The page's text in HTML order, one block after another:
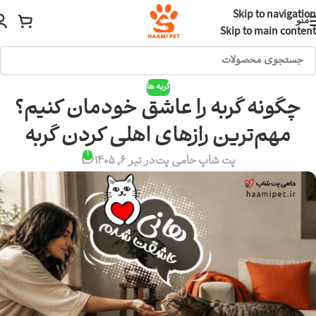
Skip to navigation
Skip to main content
منو
گربه ها
چگونه گربه را عاشق خودمان کنیم؟
مهم‌ترین رازهای اهلی کردن گربه
پت شاپ حامی پتدر تیر 6, 1405 1